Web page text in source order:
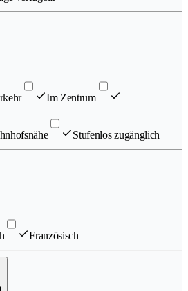
Im Zentrum
Stufenlos zugänglich
Französisch